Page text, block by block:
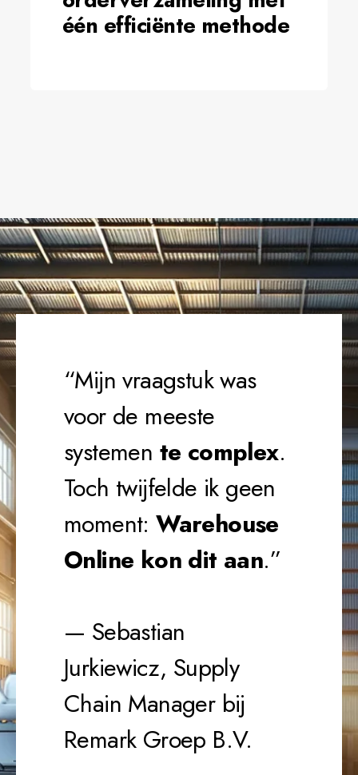
één efficiënte methode
“Mijn vraagstuk was
voor de meeste
systemen te complex.
Toch twijfelde ik geen
moment:Warehouse
Online kon dit aan.”
— Sebastian
Jurkiewicz, Supply
Chain Manager bij
Remark Groep B.V.